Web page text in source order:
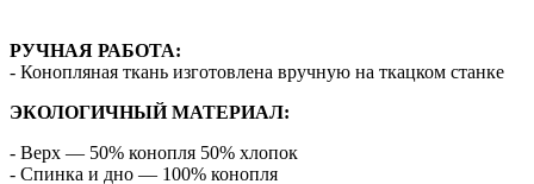
РУЧНАЯ РАБОТА:
- Конопляная ткань изготовлена вручную на ткацком станке
ЭКОЛОГИЧНЫЙ МАТЕРИАЛ:
- Верх — 50% конопля 50% хлопок
- Спинка и дно — 100% конопля